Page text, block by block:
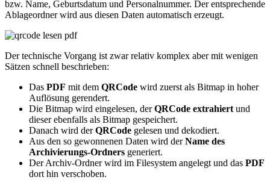
bzw. Name, Geburtsdatum und Personalnummer. Der entsprechende
Ablageordner wird aus diesen Daten automatisch erzeugt.
Der technische Vorgang ist zwar relativ komplex aber mit wenigen
Sätzen schnell beschrieben:
Das PDF mit dem QRCode wird zuerst als Bitmap in hoher
Auflösung gerendert.
Die Bitmap wird eingelesen, derQRCode extrahiert und
dieser ebenfalls als Bitmap gespeichert.
Danach wird derQRCode gelesen und dekodiert.
Aus den so gewonnenen Daten wird derName des
Archivierungs-Ordners generiert.
Der Archiv-Ordner wird im Filesystem angelegt und das PDF
dort hin verschoben.